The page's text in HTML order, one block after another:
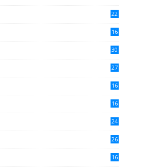
22
16
30
27
16
16
24
26
16